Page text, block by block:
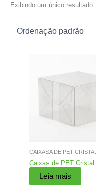
Exibindo um único resultado
CAIXASA DE PET CRISTAL
Caixas de PET Cristal
Leia mais